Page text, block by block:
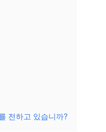
전하고 있습니까?